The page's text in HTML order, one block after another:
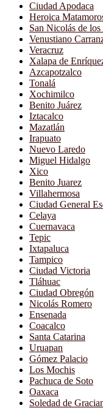
Ciudad Apodaca
Heroica
San Nicolás de los
Venustiano
Veracruz
Xalapa de
Azcapotzalco
Tonalá
Xochimilco
Benito Juárez
Iztacalco
Mazatlán
Irapuato
Nuevo Laredo
Miguel Hidalgo
Xico
Benito Juarez
Villahermosa
Ciudad General
Celaya
Cuernavaca
Tepic
Ixtapaluca
Tampico
Ciudad Victoria
Tláhuac
Ciudad Obregón
Nicolás Romero
Ensenada
Coacalco
Santa Catarina
Uruapan
Gómez Palacio
Los Mochis
Pachuca de Soto
Oaxaca
Soledad de